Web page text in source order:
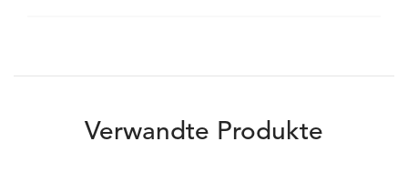
Verwandte Produkte